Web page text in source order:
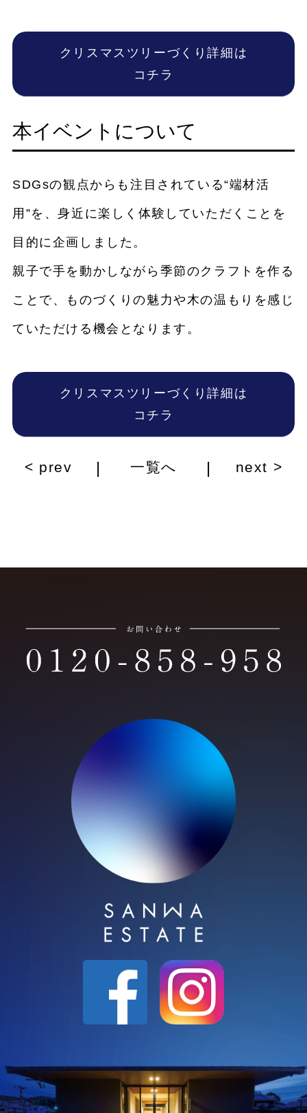
クリスマスツリーづくり詳細は
コチラ
本イベントについて
SDGsの観点からも注目されている“端材活
用”を、身近に楽しく体験していただくことを
目的に企画しました。
親子で手を動かしながら季節のクラフトを作る
ことで、ものづくりの魅力や木の温もりを感じ
ていただける機会となります。
クリスマスツリーづくり詳細は
コチラ
< prev | 一覧へ | next >